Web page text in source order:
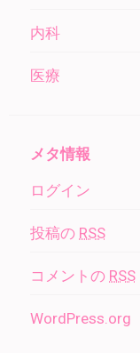
内科
医療
メタ情報
ログイン
投稿の RSS
コメントの RSS
WordPress.org